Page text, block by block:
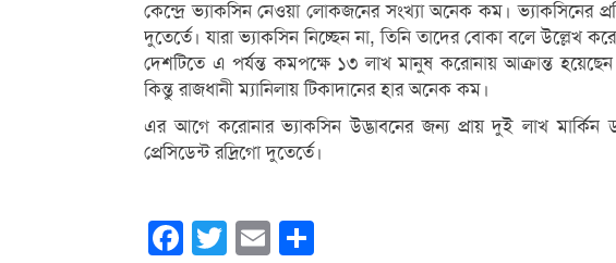
কেন্দ্রে ভ্যাকসিন নেওয়া লোকজনের সংখ্যা অনেক কম। ভ্যাকসিনের
দুতের্তে। যারা ভ্যাকসিন নিচ্ছেন না, তিনি তাদের বোকা বলে উল্লেখ
দেশটিতে এ পর্যন্ত কমপক্ষে ১৩ লাখ মানুষ করোনায় আক্রান্ত
কিন্তু রাজধানী ম্যানিলায় টিকাদানের হার অনেক কম।
এর আগে করোনার ভ্যাকসিন উদ্ভাবনের জন্য প্রায় দুই লাখ মার্কিন
প্রেসিডেন্ট রদ্রিগো দুতের্তে।
Facebook
Twitter Email